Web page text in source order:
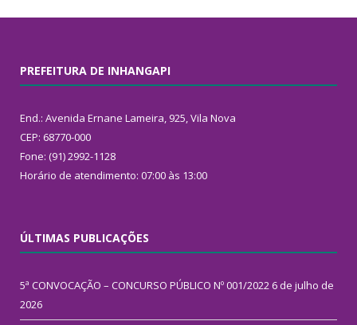
PREFEITURA DE INHANGAPI
End.: Avenida Ernane Lameira, 925, Vila Nova
CEP: 68770-000
Fone: (91) 2992-1128
Horário de atendimento: 07:00 às 13:00
ÚLTIMAS PUBLICAÇÕES
5ª CONVOCAÇÃO – CONCURSO PÚBLICO Nº 001/2022 6 de julho de
2026